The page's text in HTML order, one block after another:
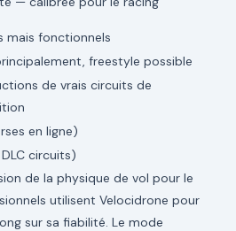
mais fonctionnels
freestyle possible
de vrais circuits de
en ligne)
circuits)
de la physique de vol pour le
utilisent Velocidrone pour
sur sa fiabilité. Le mode